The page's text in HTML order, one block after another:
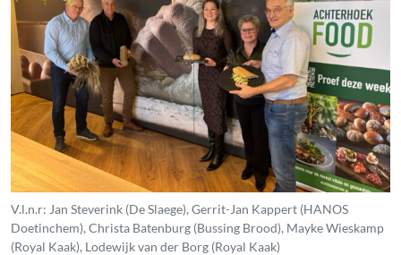
V.l.n.r: Jan Steverink (De Slaege), Gerrit-Jan Kappert (HANOS
Doetinchem), Christa Batenburg (Bussing Brood), Mayke Wieskamp
(Royal Kaak), Lodewijk van der Borg (Royal Kaak)